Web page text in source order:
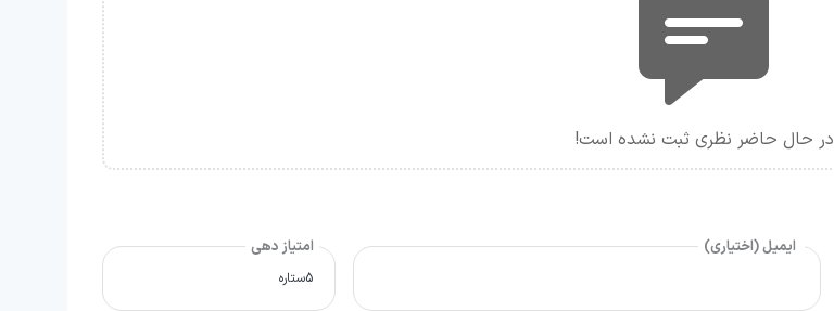
در حال حاضر نظری ثبت نشده است!
ایمیل (اختیاری) امتیاز دهی